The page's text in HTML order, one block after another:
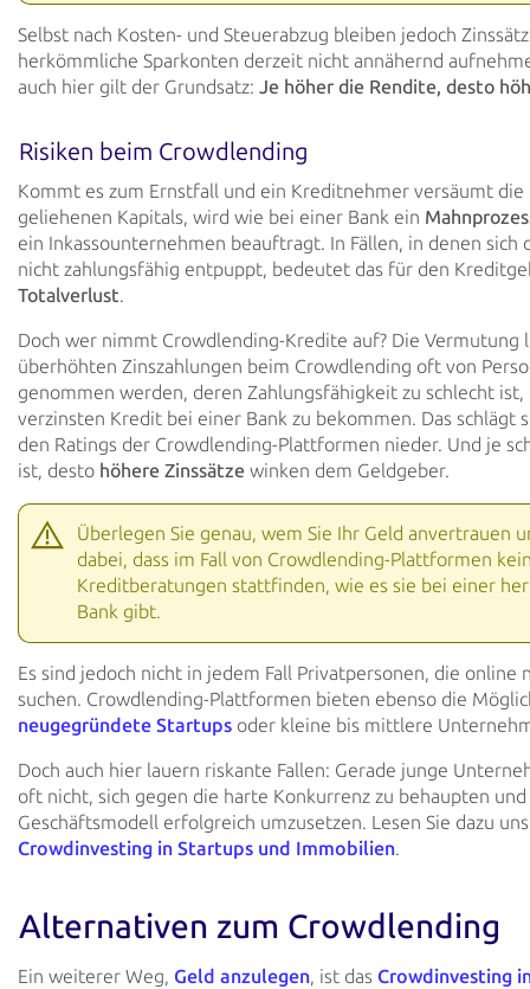
Selbst nach Kosten- und Steuerabzug bleiben jedoch
herkömmliche Sparkonten derzeit nicht annähernd
auch hier gilt der Grundsatz: Je höher die Rendite, desto
Risiken beim Crowdlending
Kommt es zum Ernstfall und ein Kreditnehmer versäumt die
geliehenen Kapitals, wird wie bei einer Bank ein
ein Inkassounternehmen beauftragt. In Fällen, in denen sich
nicht zahlungsfähig entpuppt, bedeutet das für den
Totalverlust.
Doch wer nimmt Crowdlending-Kredite auf? Die Vermutung
überhöhten Zinszahlungen beim Crowdlending oft von
genommen werden, deren Zahlungsfähigkeit zu schlecht
verzinsten Kredit bei einer Bank zu bekommen. Das schlägt
den Ratings der Crowdlending-Plattformen nieder. Und je
ist, desto höhere Zinssätze winken dem Geldgeber.
Überlegen Sie genau, wem Sie Ihr Geld anvertrauen
dabei, dass im Fall von Crowdlending-Plattformen
Kreditberatungen stattfinden, wie es sie bei einer
Bank gibt.
Es sind jedoch nicht in jedem Fall Privatpersonen, die online
suchen. Crowdlending-Plattformen bieten ebenso die
neugegründete Startups oder kleine bis mittlere
Doch auch hier lauern riskante Fallen: Gerade junge
oft nicht, sich gegen die harte Konkurrenz zu behaupten
Geschäftsmodell erfolgreich umzusetzen. Lesen Sie dazu
Crowdinvesting in Startups und Immobilien.
Alternativen zum Crowdlending
Ein weiterer Weg, Geld anzulegen, ist das Crowdinvesting